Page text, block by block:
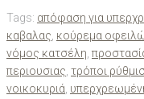
Tags: απόφαση για
καβαλας κούρεμα
νόμος κατσέλη
περιουσιας τρόποι
νοικοκυριά